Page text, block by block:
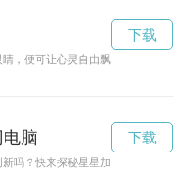
，便可让心灵自由飘荡的无拘无束
下载
脑
吗？快来探秘星星加速器官网，了
下载